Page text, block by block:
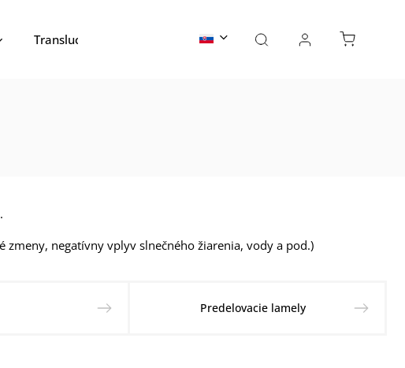
Translucent Water Ripple Oceľ Kontakty
negatívny vplyv slnečného žiarenia, vody a pod.)
Predelovacie lamely